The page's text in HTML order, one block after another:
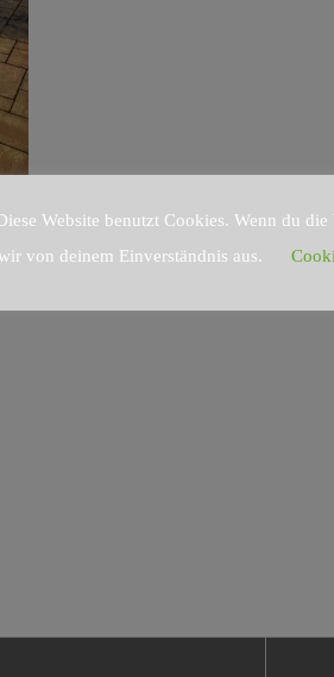
Website benutzt Cookies. Wenn du
wir von deinem Einverständnis aus.